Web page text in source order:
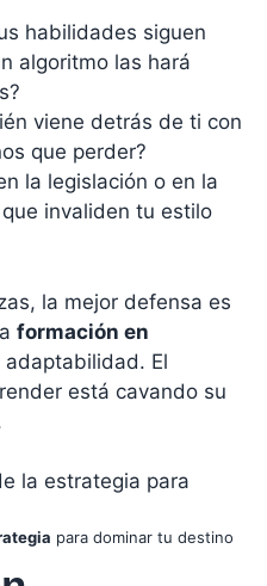
habilidades siguen
algoritmo las hará
viene detrás de ti con
que perder?
la legislación o en la
invaliden tu estilo
la mejor defensa es
formación en
adaptabilidad. El
está cavando su
para dominar tu destino